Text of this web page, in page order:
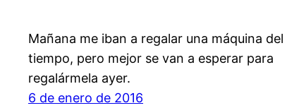
Mañana me iban a regalar una máquina del
tiempo, pero mejor se van a esperar para
regalármela ayer.
6 de enero de 2016